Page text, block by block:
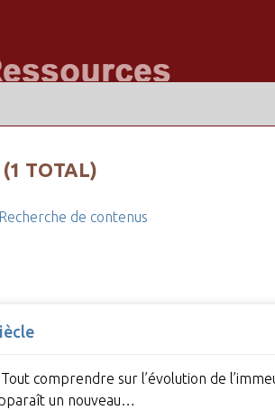
(1 TOTAL)
Recherche de contenus
comprendre sur l’évolution de
un nouveau…